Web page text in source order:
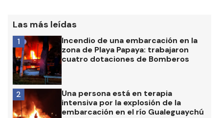
Las más leídas
Incendio de una embarcación en la
zona de Playa Papaya: trabajaron
cuatro dotaciones de Bomberos
1
Una persona está en terapia
intensiva por la explosión de la
embarcación en el río Gualeguaychú
2